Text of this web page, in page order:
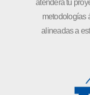
atenderá tu
metodologías
alineadas a